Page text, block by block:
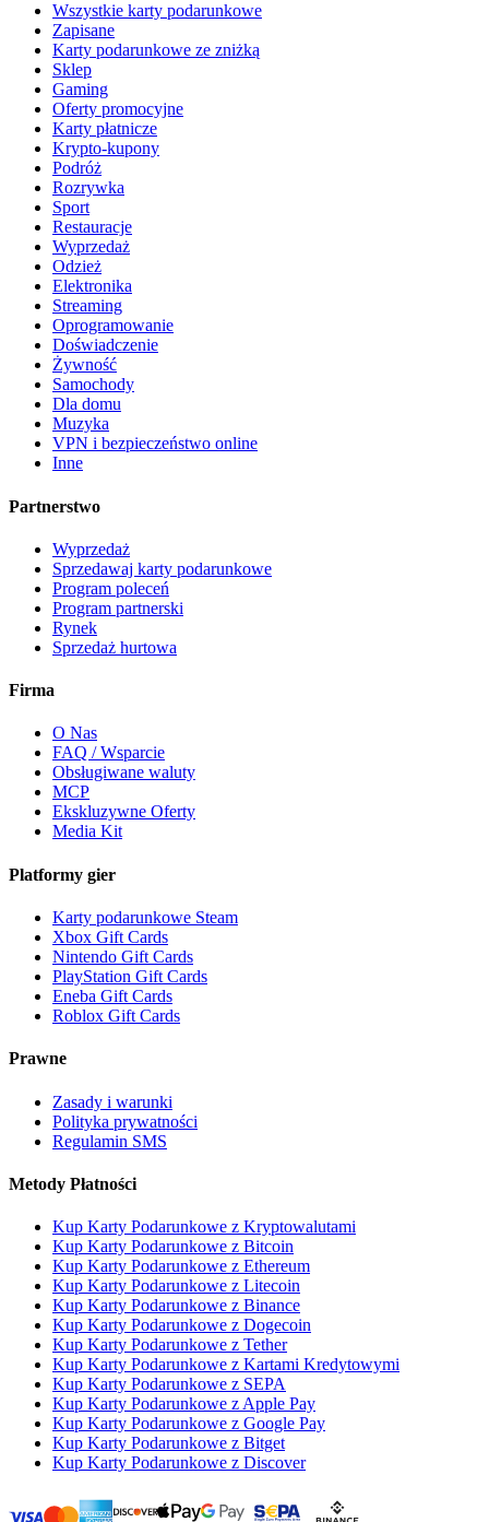
Wszystkie karty podarunkowe
Zapisane
Karty podarunkowe ze zniżką
Sklep
Gaming
Oferty promocyjne
Karty płatnicze
Krypto-kupony
Podróż
Rozrywka
Sport
Restauracje
Wyprzedaż
Odzież
Elektronika
Streaming
Oprogramowanie
Doświadczenie
Żywność
Samochody
Dla domu
Muzyka
VPN i bezpieczeństwo online
Inne
Partnerstwo
Wyprzedaż
Sprzedawaj karty podarunkowe
Program poleceń
Program partnerski
Rynek
Sprzedaż hurtowa
Firma
O Nas
FAQ / Wsparcie
Obsługiwane waluty
MCP
Ekskluzywne Oferty
Media Kit
Platformy gier
Karty podarunkowe Steam
Xbox Gift Cards
Nintendo Gift Cards
PlayStation Gift Cards
Eneba Gift Cards
Roblox Gift Cards
Prawne
Zasady i warunki
Polityka prywatności
Regulamin SMS
Metody Płatności
Kup Karty Podarunkowe z Kryptowalutami
Kup Karty Podarunkowe z Bitcoin
Kup Karty Podarunkowe z Ethereum
Kup Karty Podarunkowe z Litecoin
Kup Karty Podarunkowe z Binance
Kup Karty Podarunkowe z Dogecoin
Kup Karty Podarunkowe z Tether
Kup Karty Podarunkowe z Kartami Kredytowymi
Kup Karty Podarunkowe z SEPA
Kup Karty Podarunkowe z Apple Pay
Kup Karty Podarunkowe z Google Pay
Kup Karty Podarunkowe z Bitget
Kup Karty Podarunkowe z Discover